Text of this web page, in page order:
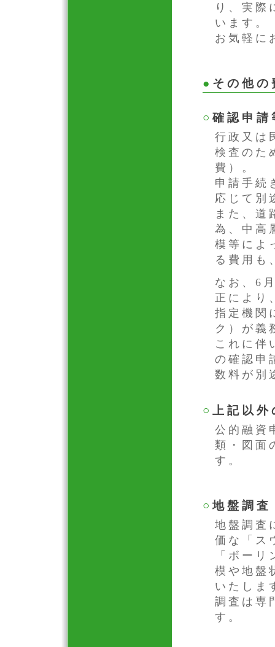
り、実際
います。
お気軽に
● その他の
○ 確認申請
行政又は
検査のた
費）。
申請手続
応じて別
また、道
為、中高
模等によ
る費用も
なお、6
正により
指定機関
ク）が義
これに伴
の確認申
数料が別
○ 上記以外
公的融資
類・図面
す。
○地盤調査
地盤調査
価な「ス
「ボー
模や地盤
いたしま
調査は専
す。